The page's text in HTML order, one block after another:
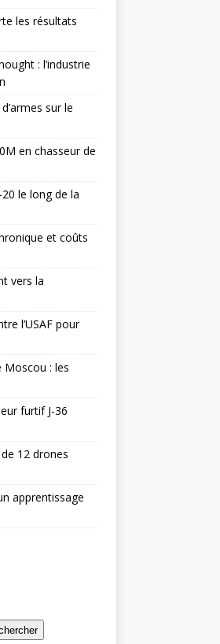
les résultats
: l’industrie
sur le
en chasseur de
le long de la
et coûts
vers la
l’USAF pour
Moscou : les
furtif J-36
12 drones
apprentissage